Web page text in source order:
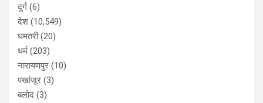
दुर्ग (6)
देश (10,549)
धमतरी(20)
धर्म (203)
नारायणपुर (10)
पखांजूर (3)
बलोद (3)